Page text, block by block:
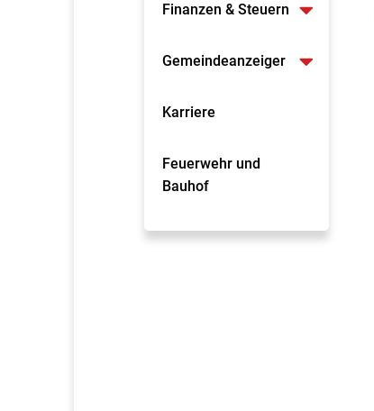
Finanzen & Steuern
Gemeindeanzeiger
Karriere
Feuerwehr und
Bauhof